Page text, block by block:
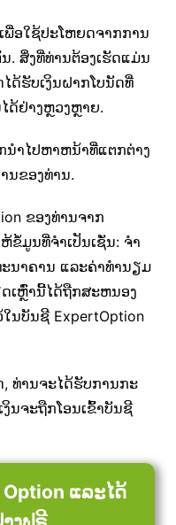
ອໃຊ້ປະໂຫຍດຈາກການ
. ສິ່ງທີ່ທ່ານຕ້ອງເຮັດແມ່ນ
ດ້ຮັບເງິນຝາກໂບນັດທີ່
ດ້ຢ່າງຫຼວງຫຼາຍ.
ນໍາໄປຫາຫນ້າທີ່ແຕກຕ່າງ
ນຂອງທ່ານ.
ຂອງທ່ານຈາກ
ຂໍ້ມູນທີ່ຈໍາເປັນເຊັ່ນ: ຈໍາ
ນາຄານ ແລະຄ່າທໍານຽມ
ເຫຼົ່ານີ້ໄດ້ຖືກສະຫນອງ
ນບັນຊີ ExpertOption
ທ່ານ​ຈະ​ໄດ້​ຮັບ​ການ​ກະ​
ນຈະຖືກໂອນເຂົ້າບັນຊີ
ແລະໄດ້